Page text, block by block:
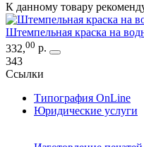
К данному товару
Штемпельная краска на
332,00 р.
343
Ссылки
Типография OnLine
Юридические услуги